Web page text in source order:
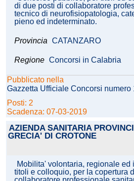
di due posti di collaboratore
tecnico di neurofisiopatologia,
pieno ed indeterminato.
Provincia CATANZARO
Regione Concorsi in Calabria
Pubblicato nella
Gazzetta Ufficiale Concorsi numero
Posti: 2
Scadenza: 07-03-2019
AZIENDA SANITARIA
GRECIA' DI CROTONE
Mobilita' volontaria, regionale ed
titoli e colloquio, per la copertura